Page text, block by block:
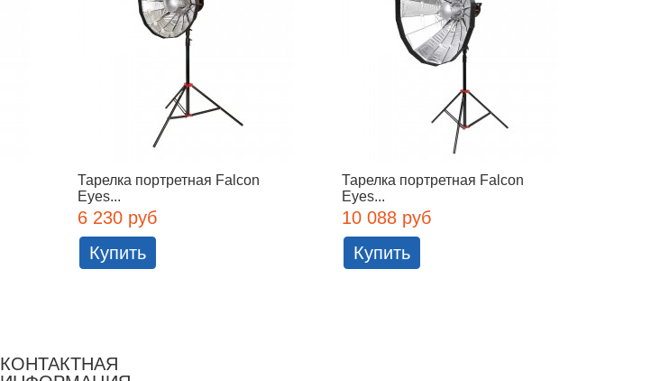
Тарелка портретная Falcon
Eyes...
6 230 руб
Купить
Тарелка портретная Falcon
Eyes...
10 088 руб
Купить
КОНТАКТНАЯ